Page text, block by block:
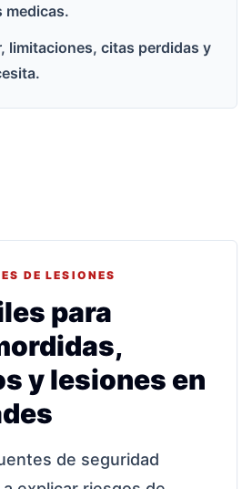
medicas.
limitaciones, citas perdidas y
DE LESIONES
para
y lesiones en
de seguridad